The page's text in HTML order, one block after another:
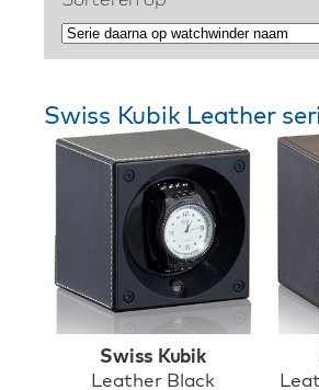
Swiss Kubik Leather
Swiss Kubik
Leather Black